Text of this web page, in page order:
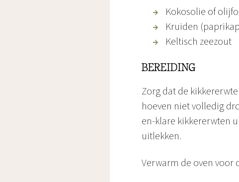
Kokosolie of
Kruiden
Keltisch zeezout
BEREIDING
Zorg dat de
hoeven niet volledig
en-klare kikkererwten
uitlekken.
Verwarm de oven voor